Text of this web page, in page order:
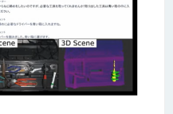
析AIソリューション